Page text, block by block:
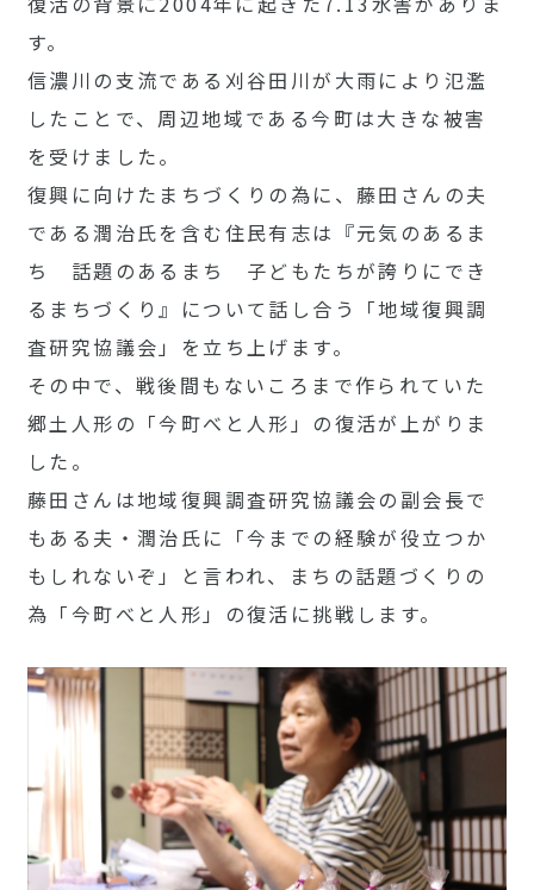
す。
信濃川の支流である刈谷田川が大雨により氾濫
したことで、周辺地域である今町は大きな被害
を受けました。
復興に向けたまちづくりの為に、藤田さんの夫
である潤治氏を含む住民有志は『元気のあるま
ち 話題のあるまち 子どもたちが誇りにでき
るまちづくり』について話し合う「地域復興調
査研究協議会」を立ち上げます。
その中で、戦後間もないころまで作られていた
郷土人形の「今町べと人形」の復活が上がりま
した。
藤田さんは地域復興調査研究協議会の副会長で
もある夫・潤治氏に「今までの経験が役立つか
もしれないぞ」と言われ、まちの話題づくりの
為「今町べと人形」の復活に挑戦します。